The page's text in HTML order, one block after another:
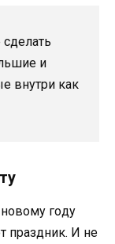
и
внутри как
гoдy
пpaздник. И нe